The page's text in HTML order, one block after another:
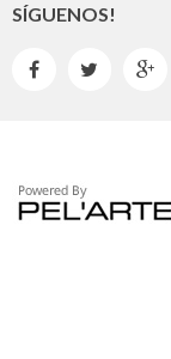
SÍGUENOS!
  